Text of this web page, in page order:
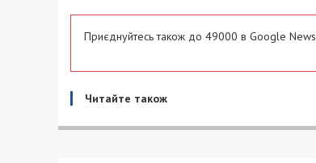
Приєднуйтесь також до 49000 в Google
Читайте також